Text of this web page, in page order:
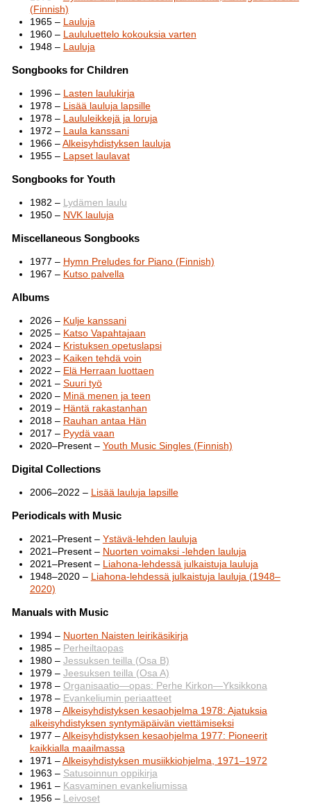
(Finnish)
1965 – Lauluja
1960 – Laululuettelo kokouksia varten
1948 – Lauluja
Songbooks for Children
1996 – Lasten laulukirja
1978 – Lisää lauluja lapsille
1978 – Laululeikkejä ja loruja
1972 – Laula kanssani
1966 –Alkeisyhdistyksen lauluja
1955 – Lapset laulavat
Songbooks for Youth
1982 – Lydämen laulu
1950 – NVK lauluja
Miscellaneous Songbooks
1977 – Hymn Preludes for Piano (Finnish)
1967 – Kutso palvella
Albums
2026 – Kulje kanssani
2025 – Katso Vapahtajaan
2024 – Kristuksen opetuslapsi
2023 – Kaiken tehdä voin
2022 – Elä Herraan luottaen
2021 – Suuri työ
2020 – Minä menen ja teen
2019 – Häntä rakastanhan
2018 – Rauhan antaa Hän
2017 – Pyydä vaan
2020–Present – Youth Music Singles (Finnish)
Digital Collections
2006–2022 – Lisää lauluja lapsille
Periodicals with Music
2021–Present – Ystävä-lehden lauluja
2021–Present – Nuorten voimaksi -lehden lauluja
2021–Present – Liahona-lehdessä julkaistuja lauluja
1948–2020 – Liahona-lehdessä julkaistuja lauluja (1948–
2020)
Manuals with Music
1994 – Nuorten Naisten leirikäsikirja
1985 – Perheiltaopas
1980 – Jessuksen teilla (Osa B)
1979 – Jeesuksen teilla (Osa A)
1978 – Organisaatio—opas: Perhe Kirkon—Yksikkona
1978 – Evankeliumin periaatteet
1978 –Alkeisyhdistyksen kesaohjelma 1978: Ajatuksia
alkeisyhdistyksen syntymäpäivän viettämiseksi
1977 –Alkeisyhdistyksen kesaohjelma 1977: Pioneerit
kaikkialla maailmassa
1971 –Alkeisyhdistyksen musiikkiohjelma, 1971–1972
1963 – Satusoinnun oppikirja
1961 – Kasvaminen evankeliumissa
1956 – Leivoset